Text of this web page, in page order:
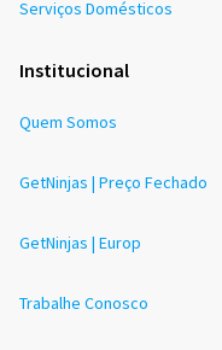
Serviços Domésticos
Institucional
Quem Somos
GetNinjas | Preço Fechado
GetNinjas | Europ
Trabalhe Conosco